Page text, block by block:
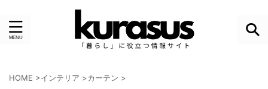
HOME >インテリア >カーテン >